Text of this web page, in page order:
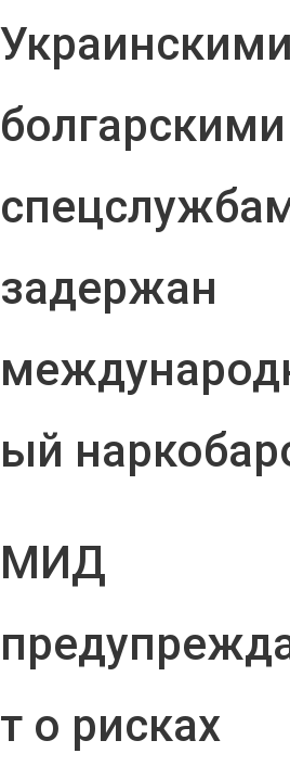
болгарскими
задержан
ый
МИД
т о рисках